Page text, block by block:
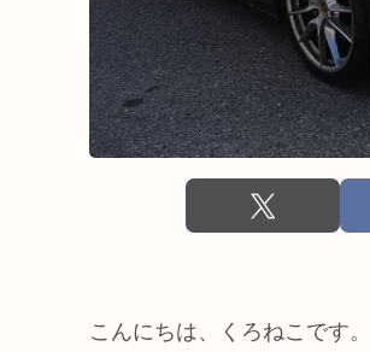
こんにちは、くろねこです。